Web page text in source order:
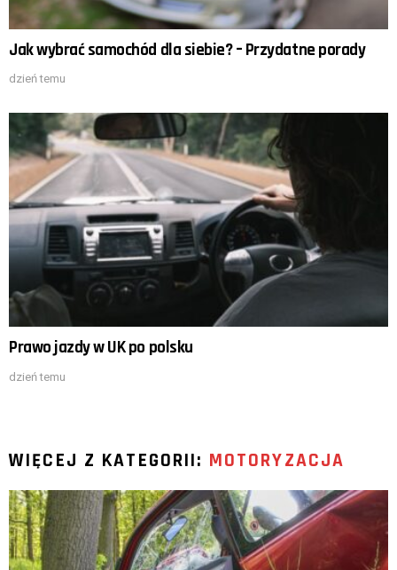
Jak wybrać samochód dla siebie? – Przydatne porady
dzień temu
Prawo jazdy w UK po polsku
dzień temu
WIĘCEJ Z KATEGORII: MOTORYZACJA